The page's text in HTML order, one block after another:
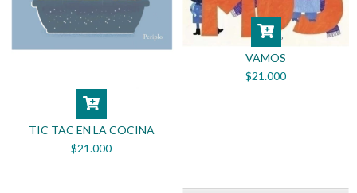
TIC TAC EN LA COCINA
$21.000
VAMOS
$21.000